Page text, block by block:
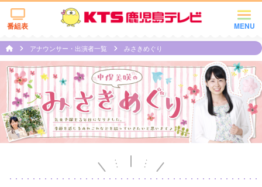
MENU
番組表
アナウンサー・出演者一覧 みさきめぐり